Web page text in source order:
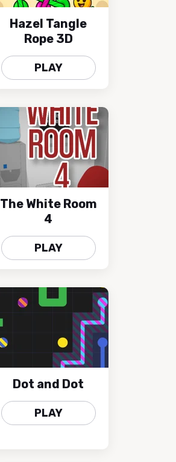
Hazel Tangle
Rope 3D
PLAY
The White Room
4
PLAY
Dot and Dot
PLAY